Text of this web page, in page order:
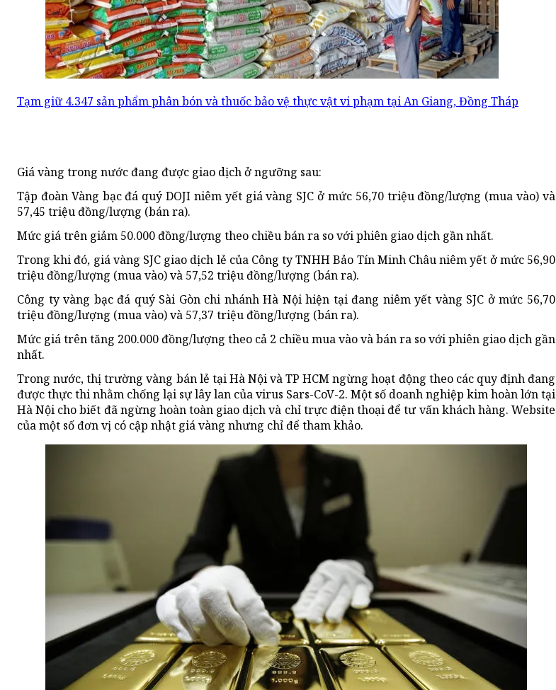
Tạm giữ 4.347 sản phẩm phân bón và thuốc bảo vệ thực vật vi phạm tại An Giang, Đồng Tháp
Giá vàng trong nước đang được giao dịch ở ngưỡng sau:
Tập đoàn Vàng bạc đá quý DOJI niêm yết giá vàng SJC ở mức 56,70 triệu đồng/lượng (mua vào) và
57,45 triệu đồng/lượng (bán ra).
Mức giá trên giảm 50.000 đồng/lượng theo chiều bán ra so với phiên giao dịch gần nhất.
Trong khi đó, giá vàng SJC giao dịch lẻ của Công ty TNHH Bảo Tín Minh Châu niêm yết ở mức 56,90
triệu đồng/lượng (mua vào) và 57,52 triệu đồng/lượng (bán ra).
Công ty vàng bạc đá quý Sài Gòn chi nhánh Hà Nội hiện tại đang niêm yết vàng SJC ở mức 56,70
triệu đồng/lượng (mua vào) và 57,37 triệu đồng/lượng (bán ra).
Mức giá trên tăng 200.000 đồng/lượng theo cả 2 chiều mua vào và bán ra so với phiên giao dịch gần
nhất.
Trong nước, thị trường vàng bán lẻ tại Hà Nội và TP HCM ngừng hoạt động theo các quy định đang
được thực thi nhằm chống lại sự lây lan của virus Sars-CoV-2. Một số doanh nghiệp kim hoàn lớn tại
Hà Nội cho biết đã ngừng hoàn toàn giao dịch và chỉ trực điện thoại để tư vấn khách hàng. Website
của một số đơn vị có cập nhật giá vàng nhưng chỉ để tham khảo.